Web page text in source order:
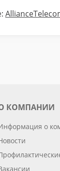
КОМПАНИИ
о